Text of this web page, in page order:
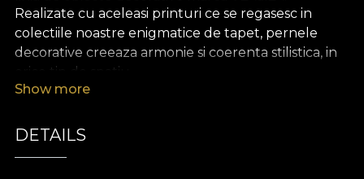
Realizate cu aceleasi printuri ce se regasesc in
colectiile noastre enigmatice de tapet, pernele
decorative creeaza armonie si coerenta stilistica, in
orice tip de spatiu.
bogat si pretios, extrem de placut la atingere.
Show more
DETAILS